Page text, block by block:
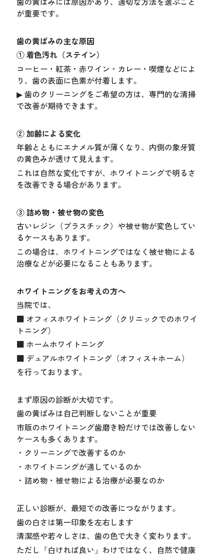
が重要です。
歯の黄ばみの主な原因
① 着色汚れ（ステイン）
コーヒー・紅茶・赤ワイン・カレー・喫煙などによ
り、歯の表面に色素が付着します。
▶ 歯のクリーニングをご希望の方は、専門的な清掃
で改善が期待できます。
② 加齢による変化
年齢とともにエナメル質が薄くなり、内側の象牙質
の黄色みが透けて見えます。
これは自然な変化ですが、ホワイトニングで明るさ
を改善できる場合があります。
③ 詰め物・被せ物の変色
古いレジン（プラスチック）や被せ物が変色してい
るケースもあります。
この場合は、ホワイトニングではなく被せ物による
治療などが必要になることもあります。
ホワイトニングをお考えの方へ
当院では、
■ オフィスホワイトニング（クリニックでのホワイ
トニング）
■ ホームホワイトニング
■ デュアルホワイトニング（オフィス+ホーム）
を行っております。
まず原因の診断が大切です。
歯の黄ばみは自己判断しないことが重要
市販のホワイトニング歯磨き粉だけでは改善しない
ケースも多くあります。
・クリーニングで改善するのか
・ホワイトニングが適しているのか
・詰め物・被せ物による治療が必要なのか
正しい診断が、最短での改善につながります。
歯の白さは第一印象を左右します
清潔感や若々しさは、歯の色で大きく変わります。
ただし「白ければ良い」わけではなく、自然で健康